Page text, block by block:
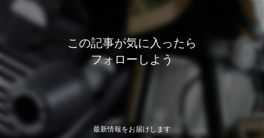
この記事が気に入ったら
フォローしよう
最新情報をお届けします